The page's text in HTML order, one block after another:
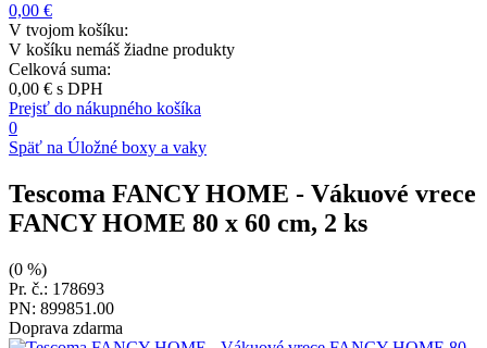
0,00 €
V tvojom košíku:
V košíku nemáš žiadne produkty
Celková suma:
0,00 € s DPH
Prejsť do nákupného košíka
0
Späť na Úložné boxy a vaky
Tescoma FANCY HOME - Vákuové vrece
FANCY HOME 80 x 60 cm, 2 ks
(0 %)
Pr. č.: 178693
PN: 899851.00
Doprava zdarma